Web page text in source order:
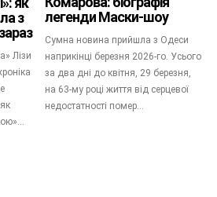
з
Лізи
легенди Маски-шоу
Сумна новина прийшла з Одеси
наприкінці березня 2026-го. Усього
за два дні до квітня, 29 березня,
на 63-му році життя від серцевої
недостатності помер...